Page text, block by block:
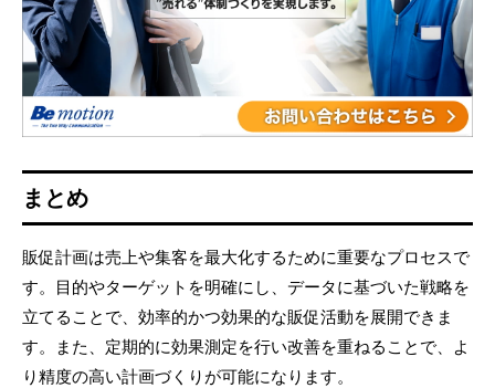
まとめ
販促計画は売上や集客を最大化するために重要なプロセスで
す。目的やターゲットを明確にし、データに基づいた戦略を
立てることで、効率的かつ効果的な販促活動を展開できま
す。また、定期的に効果測定を行い改善を重ねることで、よ
り精度の高い計画づくりが可能になります。